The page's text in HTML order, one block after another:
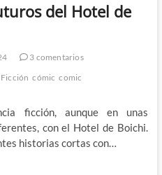
del Hotel de
3 comentarios
cómic comic
ficción, aunque en unas
con el Hotel de Boichi.
historias cortas con…